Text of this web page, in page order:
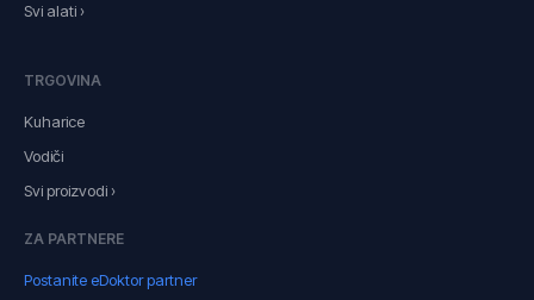
Svi alati ›
TRGOVINA
Kuharice
Vodiči
Svi proizvodi ›
ZA PARTNERE
Postanite eDoktor partner